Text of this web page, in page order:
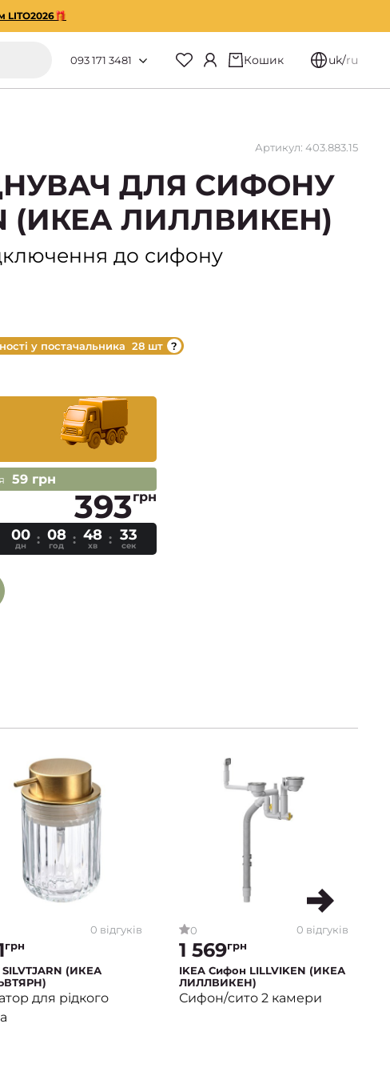
LITO2026🎁
093 171 3481 Кошик uk/ru
Артикул: 403.883.15
ДЛЯ СИФОНУ
(ИКЕА ЛИЛЛВИКЕН)
до сифону
у постачальника 28 шт
59 грн
393грн
00
дн
08
год
48
хв
32
сек
0 відгуків
грн
SILVTJARN (ИКЕА
для рідкого
0 0 відгуків
1 569грн
IKEA Сифон LILLVIKEN (ИКЕА
ЛИЛЛВИКЕН)
Сифон/сито 2 камери